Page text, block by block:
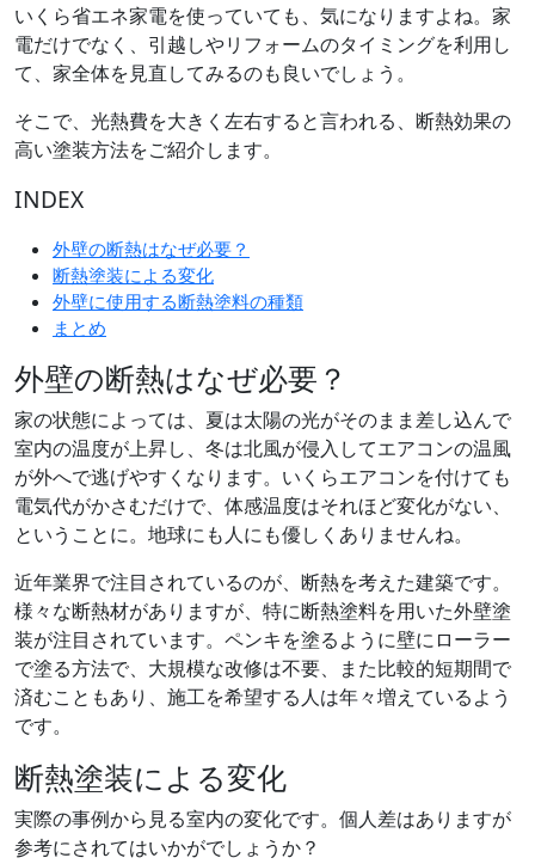
いくら省エネ家電を使っていても、気になりますよね。家
電だけでなく、引越しやリフォームのタイミングを利用し
て、家全体を見直してみるのも良いでしょう。
そこで、光熱費を大きく左右すると言われる、断熱効果の
高い塗装方法をご紹介します。
INDEX
外壁の断熱はなぜ必要？
断熱塗装による変化
外壁に使用する断熱塗料の種類
まとめ
外壁の断熱はなぜ必要？
家の状態によっては、夏は太陽の光がそのまま差し込んで
室内の温度が上昇し、冬は北風が侵入してエアコンの温風
が外へで逃げやすくなります。いくらエアコンを付けても
電気代がかさむだけで、体感温度はそれほど変化がない、
ということに。地球にも人にも優しくありませんね。
近年業界で注目されているのが、断熱を考えた建築です。
様々な断熱材がありますが、特に断熱塗料を用いた外壁塗
装が注目されています。ペンキを塗るように壁にローラー
で塗る方法で、大規模な改修は不要、また比較的短期間で
済むこともあり、施工を希望する人は年々増えているよう
です。
断熱塗装による変化
実際の事例から見る室内の変化です。個人差はありますが
参考にされてはいかがでしょうか？